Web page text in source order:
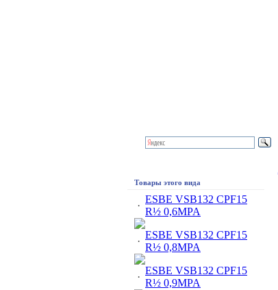
Товары этого вида
·
ESBE VSB132 CPF15
R½ 0,6MPA
·
ESBE VSB132 CPF15
R½ 0,8MPA
·
ESBE VSB132 CPF15
R½ 0,9MPA